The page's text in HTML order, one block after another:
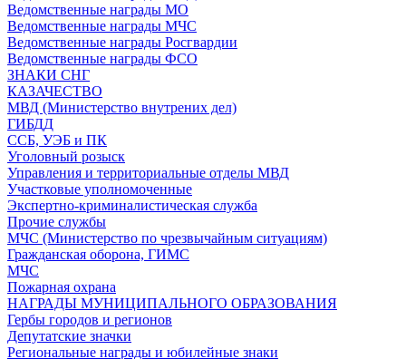
Ведомственные награды МО
Ведомственные награды МЧС
Ведомственные награды Росгвардии
Ведомственные награды ФСО
ЗНАКИ СНГ
КАЗАЧЕСТВО
МВД (Министерство внутрених дел)
ГИБДД
ССБ, УЭБ и ПК
Уголовный розыск
Управления и территориальные отделы МВД
Участковые уполномоченные
Экспертно-криминалистическая служба
Прочие службы
МЧС (Министерство по чрезвычайным ситуациям)
Гражданская оборона, ГИМС
МЧС
Пожарная охрана
НАГРАДЫ МУНИЦИПАЛЬНОГО ОБРАЗОВАНИЯ
Гербы городов и регионов
Депутатские значки
Региональные награды и юбилейные знаки